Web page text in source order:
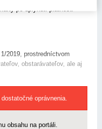
po uplynutí platnosti
2019, prostredníctvom
obstarávateľov, ale aj
oprávnenia.
obsahu na portáli.